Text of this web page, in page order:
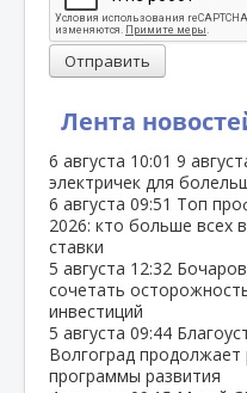
Лента
6 августа 10:01 9
электричек для
6 августа 09:51 Топ
2026: кто больше всех
ставки
5 августа 12:32
сочетать
инвестиций
5 августа 09:44
Волгоград продолжает
программы развития
Отправить